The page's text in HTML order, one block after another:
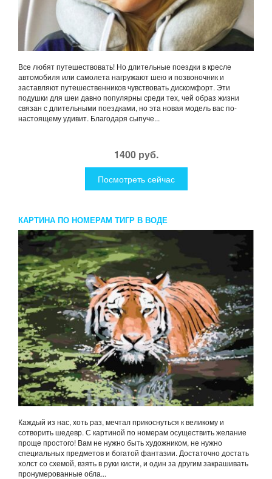
Все любят путешествовать! Но длительные поездки в кресле
автомобиля или самолета нагружают шею и позвоночник и
заставляют путешественников чувствовать дискомфорт. Эти
подушки для шеи давно популярны среди тех, чей образ жизни
связан с длительными поездками, но эта новая модель вас по-
настоящему удивит. Благодаря сыпуче...
1400 руб.
Посмотреть сейчас
КАРТИНА ПО НОМЕРАМ ТИГР В ВОДЕ
Каждый из нас, хоть раз, мечтал прикоснуться к великому и
сотворить шедевр. С картиной по номерам осуществить желание
проще простого! Вам не нужно быть художником, не нужно
специальных предметов и богатой фантазии. Достаточно достать
холст со схемой, взять в руки кисти, и один за другим закрашивать
пронумерованные обла...